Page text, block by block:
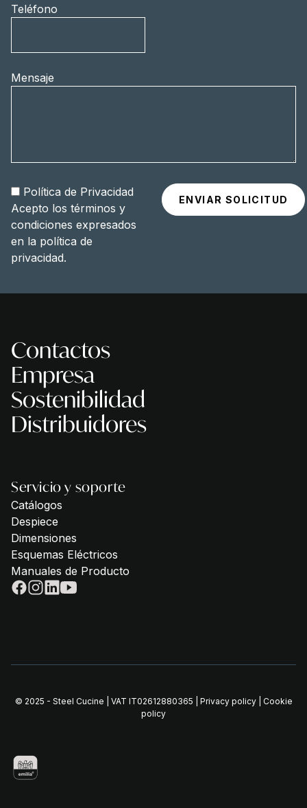
Teléfono
Mensaje
Política de Privacidad
Acepto los términos y
condiciones expresados
en la política de
privacidad.
Contactos
Empresa
Sostenibilidad
Distribuidores
Servicio y soporte
Catálogos
Despiece
Dimensiones
Esquemas Eléctricos
Manuales de Producto
© 2025 - Steel Cucine | VAT IT02612880365 | Privacy policy| Cookie
policy